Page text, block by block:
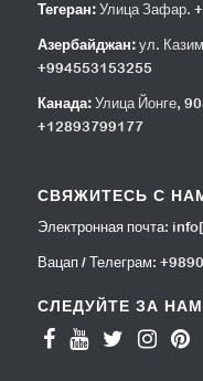
Тегеран:Улица Зафар.
Азербайджан: ул.
+994553153255
Канада:Улица Йонге,
+12893799177
СВЯЖИТЕСЬ С
Электронная почта:
Вацап / Телеграм:
СЛЕДУЙТЕ ЗА